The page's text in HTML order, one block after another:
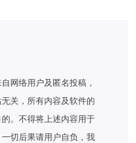
网络用户及匿名投稿，
关，所有内容及软件的
。不得将上述内容用于
切后果请用户自负，我